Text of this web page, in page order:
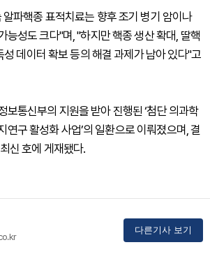
파핵종 표적치료는 향후 조기 병기 암이나
능성도 크다"며, "하지만 핵종 생산 확대, 딸핵
성 데이터 확보 등의 해결 과제가 남아 있다"고
보통신부의 지원을 받아 진행된 ‘첨단 의과학
연구 활성화 사업’의 일환으로 이뤄졌으며, 결
신 호에 게재됐다.
다른기사 보기